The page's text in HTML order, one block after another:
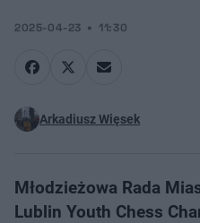
2025-04-23 11:30
Arkadiusz Więsek
Młodzieżowa Rada
Lublin Youth Chess